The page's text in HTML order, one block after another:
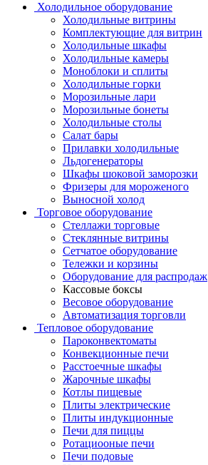
Холодильное оборудование
Холодильные витрины
Комплектующие для витрин
Холодильные шкафы
Холодильные камеры
Моноблоки и сплиты
Холодильные горки
Морозильные лари
Морозильные бонеты
Холодильные столы
Салат бары
Прилавки холодильные
Льдогенераторы
Шкафы шоковой заморозки
Фризеры для мороженого
Выносной холод
Торговое оборудование
Стеллажи торговые
Стеклянные витрины
Сетчатое оборудование
Тележки и корзины
Оборудование для распродаж
Кассовые боксы
Весовое оборудование
Автоматизация торговли
Тепловое оборудование
Пароконвектоматы
Конвекционные печи
Расстоечные шкафы
Жарочные шкафы
Котлы пищевые
Плиты электрические
Плиты индукционные
Печи для пиццы
Ротациооные печи
Печи подовые